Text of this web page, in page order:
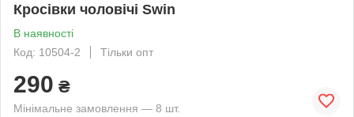
Кросівки чоловічі Swin
В наявності
Код: 10504-2
Тільки опт
290 ₴
Мінімальне замовлення — 8 шт.